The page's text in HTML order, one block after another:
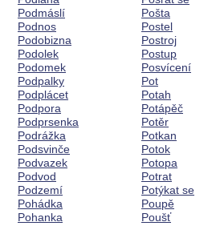
Podmáslí
Podnos
Podobizna
Podolek
Podomek
Podpalky
Podplácet
Podpora
Podprsenka
Podrážka
Podsvinče
Podvazek
Podvod
Podzemí
Pohádka
Pohanka
Pošta
Postel
Postroj
Postup
Posvícení
Pot
Potah
Potápěč
Potěr
Potkan
Potok
Potopa
Potrat
Potýkat se
Poupě
Poušť